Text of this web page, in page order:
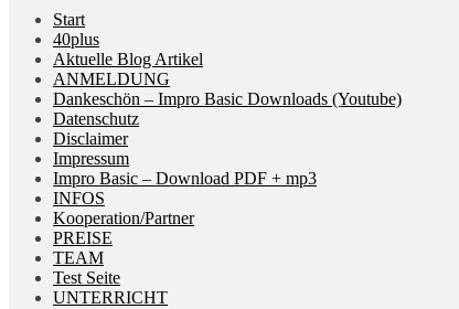
Start
40plus
Aktuelle Blog Artikel
ANMELDUNG
Dankeschön – Impro Basic Downloads (Youtube)
Datenschutz
Disclaimer
Impressum
Impro Basic – Download PDF + mp3
INFOS
Kooperation/Partner
PREISE
TEAM
Test Seite
UNTERRICHT